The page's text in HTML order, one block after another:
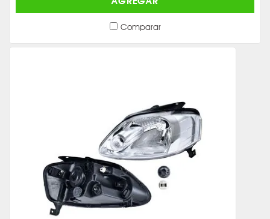
Comparar